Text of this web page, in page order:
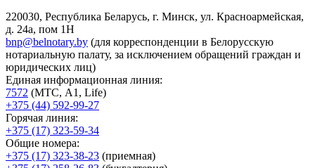
220030, Республика Беларусь, г. Минск, ул. Красноармейская,
д. 24а, пом 1Н
bnp@belnotary.by (для корреспонденции в Белорусскую
нотариальную палату, за исключением обращений граждан и
юридических лиц)
Единая информационная линия:
7572 (МТС, A1, Life)
+375 (44) 592-99-27
Горячая линия:
+375 (17) 323-59-34
Общие номера:
+375 (17) 323-38-23 (приемная)